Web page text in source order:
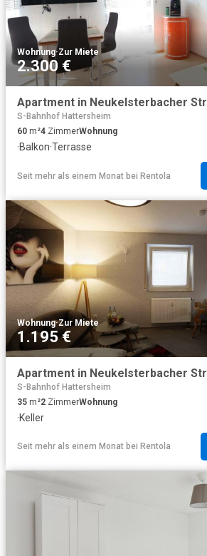
Wohnung·Zur Miete
2.300 €
S-Bahnhof Hattersheim
60 m²4 ZimmerWohnung
·Balkon·Terrasse
Seit mehr als einem Monat bei Rentola
Wohnung·Zur Miete
1.195 €
S-Bahnhof Hattersheim
35 m²2 ZimmerWohnung
·Keller
Seit mehr als einem Monat bei Rentola